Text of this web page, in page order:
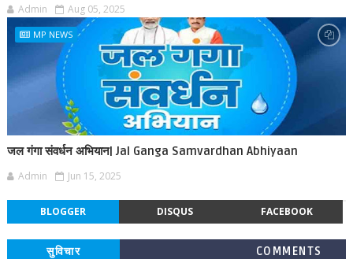
Admin Aug 05, 2025
MP NEWS
जल गंगा संवर्धन अभियान| Jal Ganga Samvardhan Abhiyaan
Admin Jun 15, 2025
BLOGGER DISQUS FACEBOOK
सुविचार COMMENTS